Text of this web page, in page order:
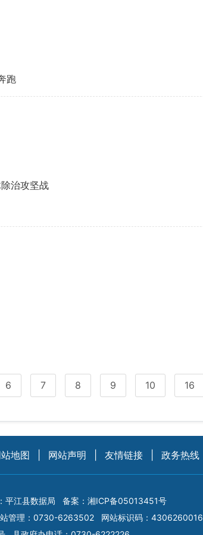
跑
治攻坚战
6 7 8 9 10 16
地图 网站声明 友情链接 政务热线
平江县数据局 备案： 湘ICP备05013451号
管理：0730-6263502
网站标识码：4306260016